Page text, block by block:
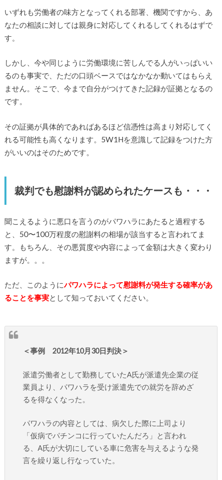
いずれも労働者の味方となってくれる部署、機関ですから、あ
なたの相談に対しては親身に対応してくれるしてくれるはずで
す。
しかし、今や同じように労働環境に苦しんでる人がいっぱいい
るのも事実で、ただの口頭ベースではなかなか動いてはもらえ
ません。そこで、今まで自分がつけてきた記録が証拠となるの
です。
その証拠が具体的であればあるほど信憑性は高まり対応してく
れる可能性も高くなります。5W1Hを意識して記録をつけた方
がいいのはそのためです。
裁判でも慰謝料が認められたケースも・・・
聞こえるように悪口を言うのがパワハラにあたると過程する
と、50〜100万程度の慰謝料の相場が該当すると言われてま
す。もちろん、その悪質度や内容によって金額は大きく変わり
ますが。。。
ただ、このようにパワハラによって慰謝料が発生する確率があ
ることを事実として知っておいてください。
＜事例 2012年10月30日判決＞
派遣労働者として勤務していたA氏が派遣先企業の従
業員より、パワハラを受け派遣先での就労を辞めざ
るを得なくなった。
パワハラの内容としては、病欠した際に上司より
「仮病でパチンコに行っていたんだろ」と言われ
る、A氏が大切にしている車に危害を与えるような発
言を繰り返し行なっていた。